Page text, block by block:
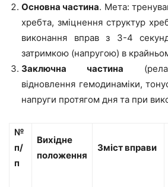
Основна частина. Мета:
хребта, зміцнення структур
виконання вправ з 3-4
затримкою (напругою) в
Заключна частина
відновлення гемодинаміки,
напруги протягом дня та при
№
п/
п
Вихідне
положення
Зміст вправи